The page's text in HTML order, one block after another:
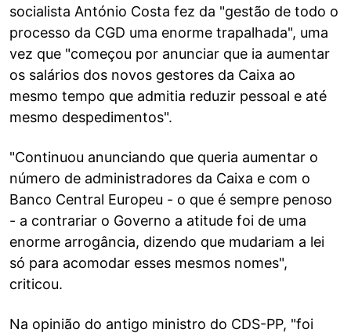
socialista António Costa fez da "gestão de todo o
processo da CGD uma enorme trapalhada", uma
vez que "começou por anunciar que ia aumentar
os salários dos novos gestores da Caixa ao
mesmo tempo que admitia reduzir pessoal e até
mesmo despedimentos".
"Continuou anunciando que queria aumentar o
número de administradores da Caixa e com o
Banco Central Europeu - o que é sempre penoso
- a contrariar o Governo a atitude foi de uma
enorme arrogância, dizendo que mudariam a lei
só para acomodar esses mesmos nomes",
criticou.
Na opinião do antigo ministro do CDS-PP, "foi